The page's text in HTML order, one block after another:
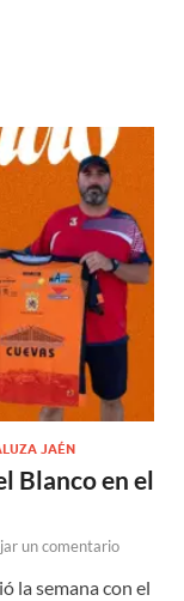
JAÉN
Blanco en el
un comentario
la semana con el